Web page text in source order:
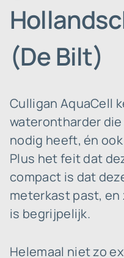
(De Bilt)
Culligan AquaCell
waterontharder
nodig heeft, én
Plus het feit dat
compact is dat
meterkast past, en
is begrijpelijk.
Helemaal niet zo